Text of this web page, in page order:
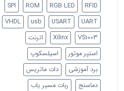
RFID
RGB LED
ROM
SPI
UART
USART
usb
VHDL
VS1003
Xilinx
اترنت
استپر موتور
اسیلسکوپ
برد آموزشی
دات ماتریس
دماسنج
ربات مسیر یاب